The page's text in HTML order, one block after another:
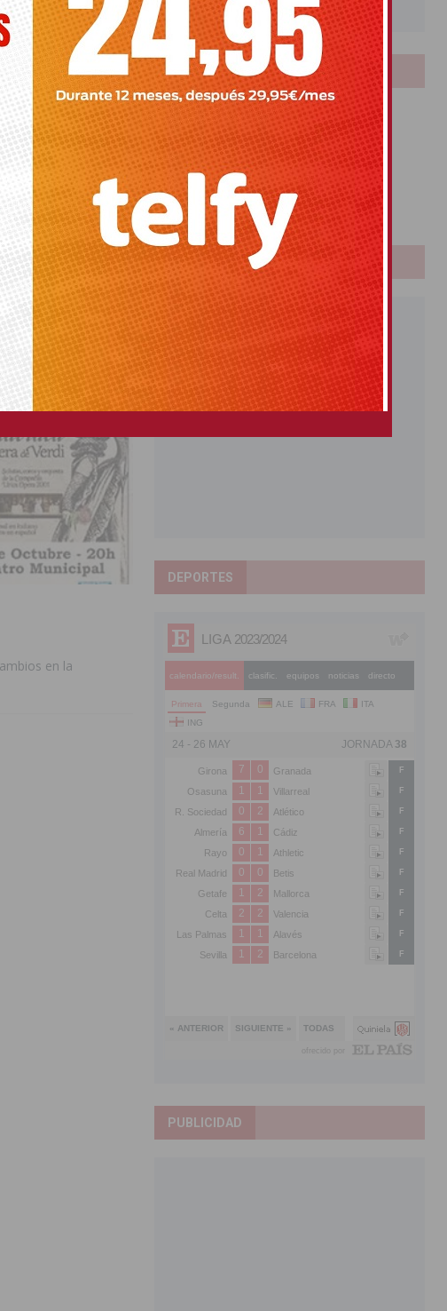
la Asociación
en la
LOTERIAS
Bonoloto
Primitiva
El Gordo
Euromillones
Loteria
Once
PUBLICIDAD
DEPORTES
PUBLICIDAD